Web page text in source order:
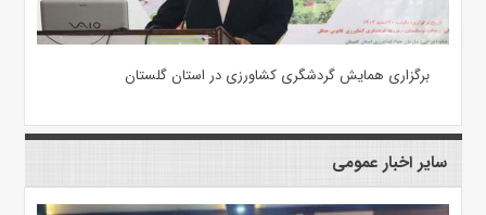
برگزاری همایش گردشگری کشاورزی در استان گلستان
سایر اخبار عمومی